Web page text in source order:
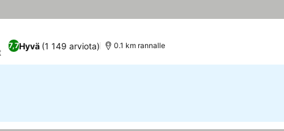
7,7Hyvä (1 149 arviota) 0.1 km rannalle